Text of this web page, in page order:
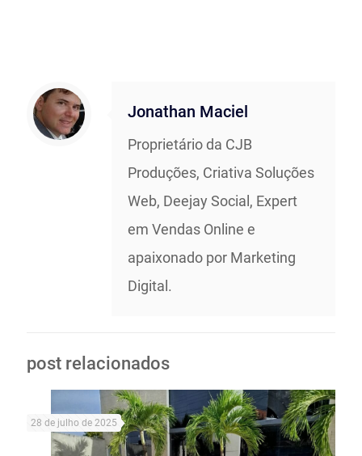
Jonathan Maciel
Proprietário da CJB
Produções, Criativa Soluções
Web, Deejay Social, Expert
em Vendas Online e
apaixonado por Marketing
Digital.
post relacionados
28 de julho de 2025